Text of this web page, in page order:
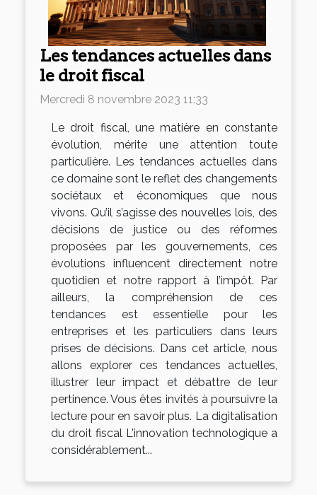
Les tendances actuelles dans
le droit fiscal
Mercredi 8 novembre 2023 11:33
Le droit fiscal, une matière en constante
évolution, mérite une attention toute
particulière. Les tendances actuelles dans
ce domaine sont le reflet des changements
sociétaux et économiques que nous
vivons. Qu’il s’agisse des nouvelles lois, des
décisions de justice ou des réformes
proposées par les gouvernements, ces
évolutions influencent directement notre
quotidien et notre rapport à l’impôt. Par
ailleurs, la compréhension de ces
tendances est essentielle pour les
entreprises et les particuliers dans leurs
prises de décisions. Dans cet article, nous
allons explorer ces tendances actuelles,
illustrer leur impact et débattre de leur
pertinence. Vous êtes invités à poursuivre la
lecture pour en savoir plus. La digitalisation
du droit fiscal L'innovation technologique a
considérablement...